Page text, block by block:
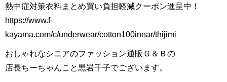
熱中症対策衣料まとめ買い負担軽減クーポン進呈中！
https://www.f-
kayama.com/c/underwear/cotton100innar/thijimi
おしゃれなシニアのファッション通販Ｇ＆Ｂの
店長ちーちゃんこと黒岩千子でございます。